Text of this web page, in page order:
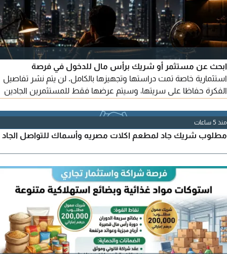
ابحث عن مستثمر أو شريك برأس مال للدخول في فرصة
استثمارية خاصة تمت دراستها وتجهيزها بالكامل. لن يتم نشر تفاصيل
الفكرة حفاظا على سريتها، وسيتم عرضها فقط للمستثمرين الجادين
منذ 5 ساعات
مطلوب شريك جاد لمطعم اكلات مصريه وأسماك للتواصل الجاد